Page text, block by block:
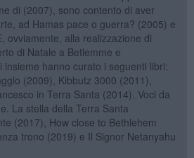
di (2007), sono contento di aver
ad Hamas pace o guerra? (2005) e
ovviamente, alla realizzazione di
di Natale a Betlemme e
insieme hanno curato i seguenti libri:
(2009), Kibbutz 3000 (2011),
in Terra Santa (2014). Voci da
La stella della Terra Santa
(2017), How close to Bethlehem
trono (2019) e Il Signor Netanyahu